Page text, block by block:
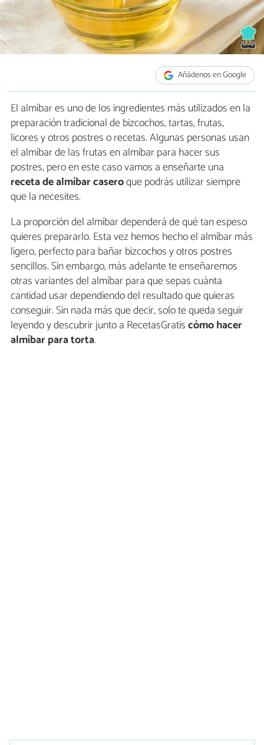
Añádenos en Google
El almíbar es uno de los ingredientes más utilizados en la
preparación tradicional de bizcochos, tartas, frutas,
licores y otros postres o recetas. Algunas personas usan
el almíbar de las frutas en almíbar para hacer sus
postres, pero en este caso vamos a enseñarte una
receta de almíbar caseroque podrás utilizar siempre
que la necesites.
La proporción del almíbar dependerá de qué tan espeso
quieres prepararlo. Esta vez hemos hecho el almíbar más
ligero, perfecto para bañar bizcochos y otros postres
sencillos. Sin embargo, más adelante te enseñaremos
otras variantes del almíbar para que sepas cuánta
cantidad usar dependiendo del resultado que quieras
conseguir. Sin nada más que decir, solo te queda seguir
leyendo y descubrir junto a RecetasGratiscómo hacer
almíbar para torta.